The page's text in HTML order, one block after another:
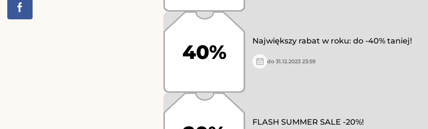
40% Największy rabat w roku: do -40% taniej!
do 31.12.2023 23:59
FLASH SUMMER SALE -20%!